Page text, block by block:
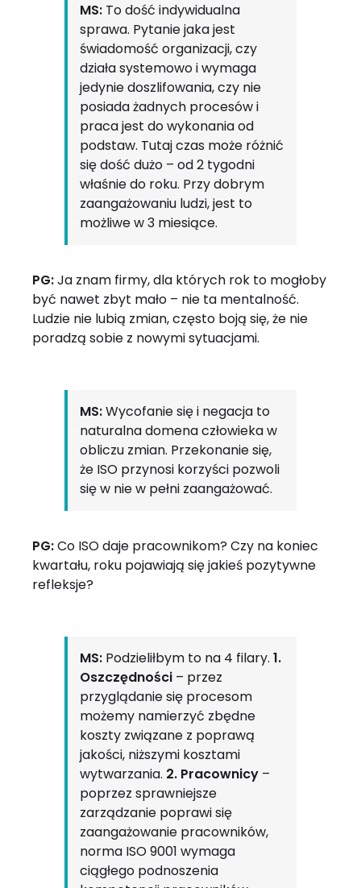
MS: To dość indywidualna
sprawa. Pytanie jaka jest
świadomość organizacji, czy
działa systemowo i wymaga
jedynie doszlifowania, czy nie
posiada żadnych procesów i
praca jest do wykonania od
podstaw. Tutaj czas może różnić
się dość dużo – od 2 tygodni
właśnie do roku. Przy dobrym
zaangażowaniu ludzi, jest to
możliwe w 3 miesiące.
PG:Ja znam firmy, dla których rok to mogłoby
być nawet zbyt mało – nie ta mentalność.
Ludzie nie lubią zmian, często boją się, że nie
poradzą sobie z nowymi sytuacjami.
MS:Wycofanie się i negacja to
naturalna domena człowieka w
obliczu zmian. Przekonanie się,
że ISO przynosi korzyści pozwoli
się w nie w pełni zaangażować.
PG:Co ISO daje pracownikom? Czy na koniec
kwartału, roku pojawiają się jakieś pozytywne
refleksje?
MS: Podzieliłbym to na 4 filary. 1.
Oszczędności – przez
przyglądanie się procesom
możemy namierzyć zbędne
koszty związane z poprawą
jakości, niższymi kosztami
wytwarzania. 2. Pracownicy –
poprzez sprawniejsze
zarządzanie poprawi się
zaangażowanie pracowników,
norma ISO 9001 wymaga
ciągłego podnoszenia